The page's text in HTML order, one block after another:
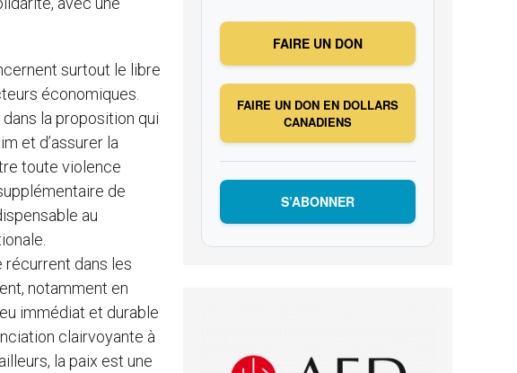
surtout le libre
économiques.
la proposition qui
et d’assurer la
toute violence
de
au
récurrent dans les
notamment en
immédiat et durable
clairvoyante à
la paix est une
FAIRE UN DON
FAIRE UN DON EN DOLLARS
CANADIENS
S’ABONNER